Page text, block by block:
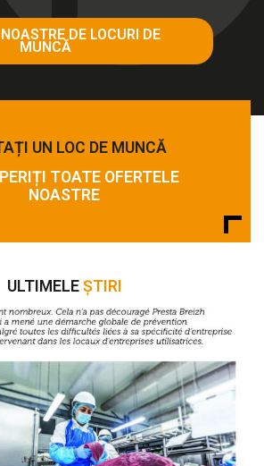
DE LOCURI DE
MUNCĂ
UN LOC DE MUNCĂ
TOATE OFERTELE
NOASTRE
ULTIMELE ȘTIRI